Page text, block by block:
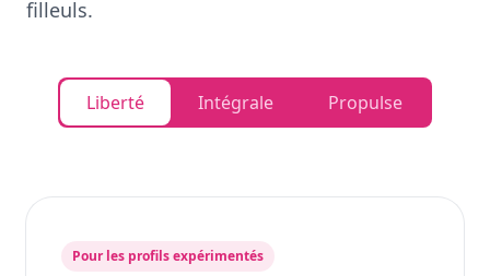
filleuls.
Liberté Intégrale Propulse
Pour les profils expérimentés